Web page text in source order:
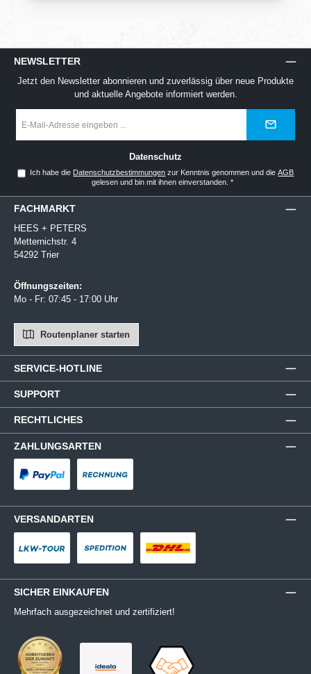
NEWSLETTER
Jetzt den Newsletter abonnieren und zuverlässig über neue Produkte
und aktuelle Angebote informiert werden.
Mail-
Datenschutz
Ich habe die Datenschutzbestimmungen zur Kenntnis genommen und dieAGB
gelesen und bin mit ihnen einverstanden. *
SERVICE-HOTLINE
SUPPORT
RECHTLICHES
ZAHLUNGSARTEN
VERSANDARTEN
FACHMARKT
HEES + PETERS
Metternichstr. 4
54292 Trier
Öffnungszeiten:
Mo - Fr: 07:45 - 17:00 Uhr
Routenplaner starten
SICHER EINKAUFEN
Mehrfach ausgezeichnet und zertifiziert!